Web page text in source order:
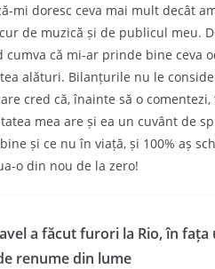
mi doresc ceva mai mult decât
de muzică și de publicul meu.
cumva că mi-ar prinde bine ceva
alături. Bilanțurile nu le
cred că, înainte să o
mea are și ea un cuvânt de
și ce nu în viață, și 100% aș
o din nou de la zero!
a făcut furori la Rio, în fața
renume din lume